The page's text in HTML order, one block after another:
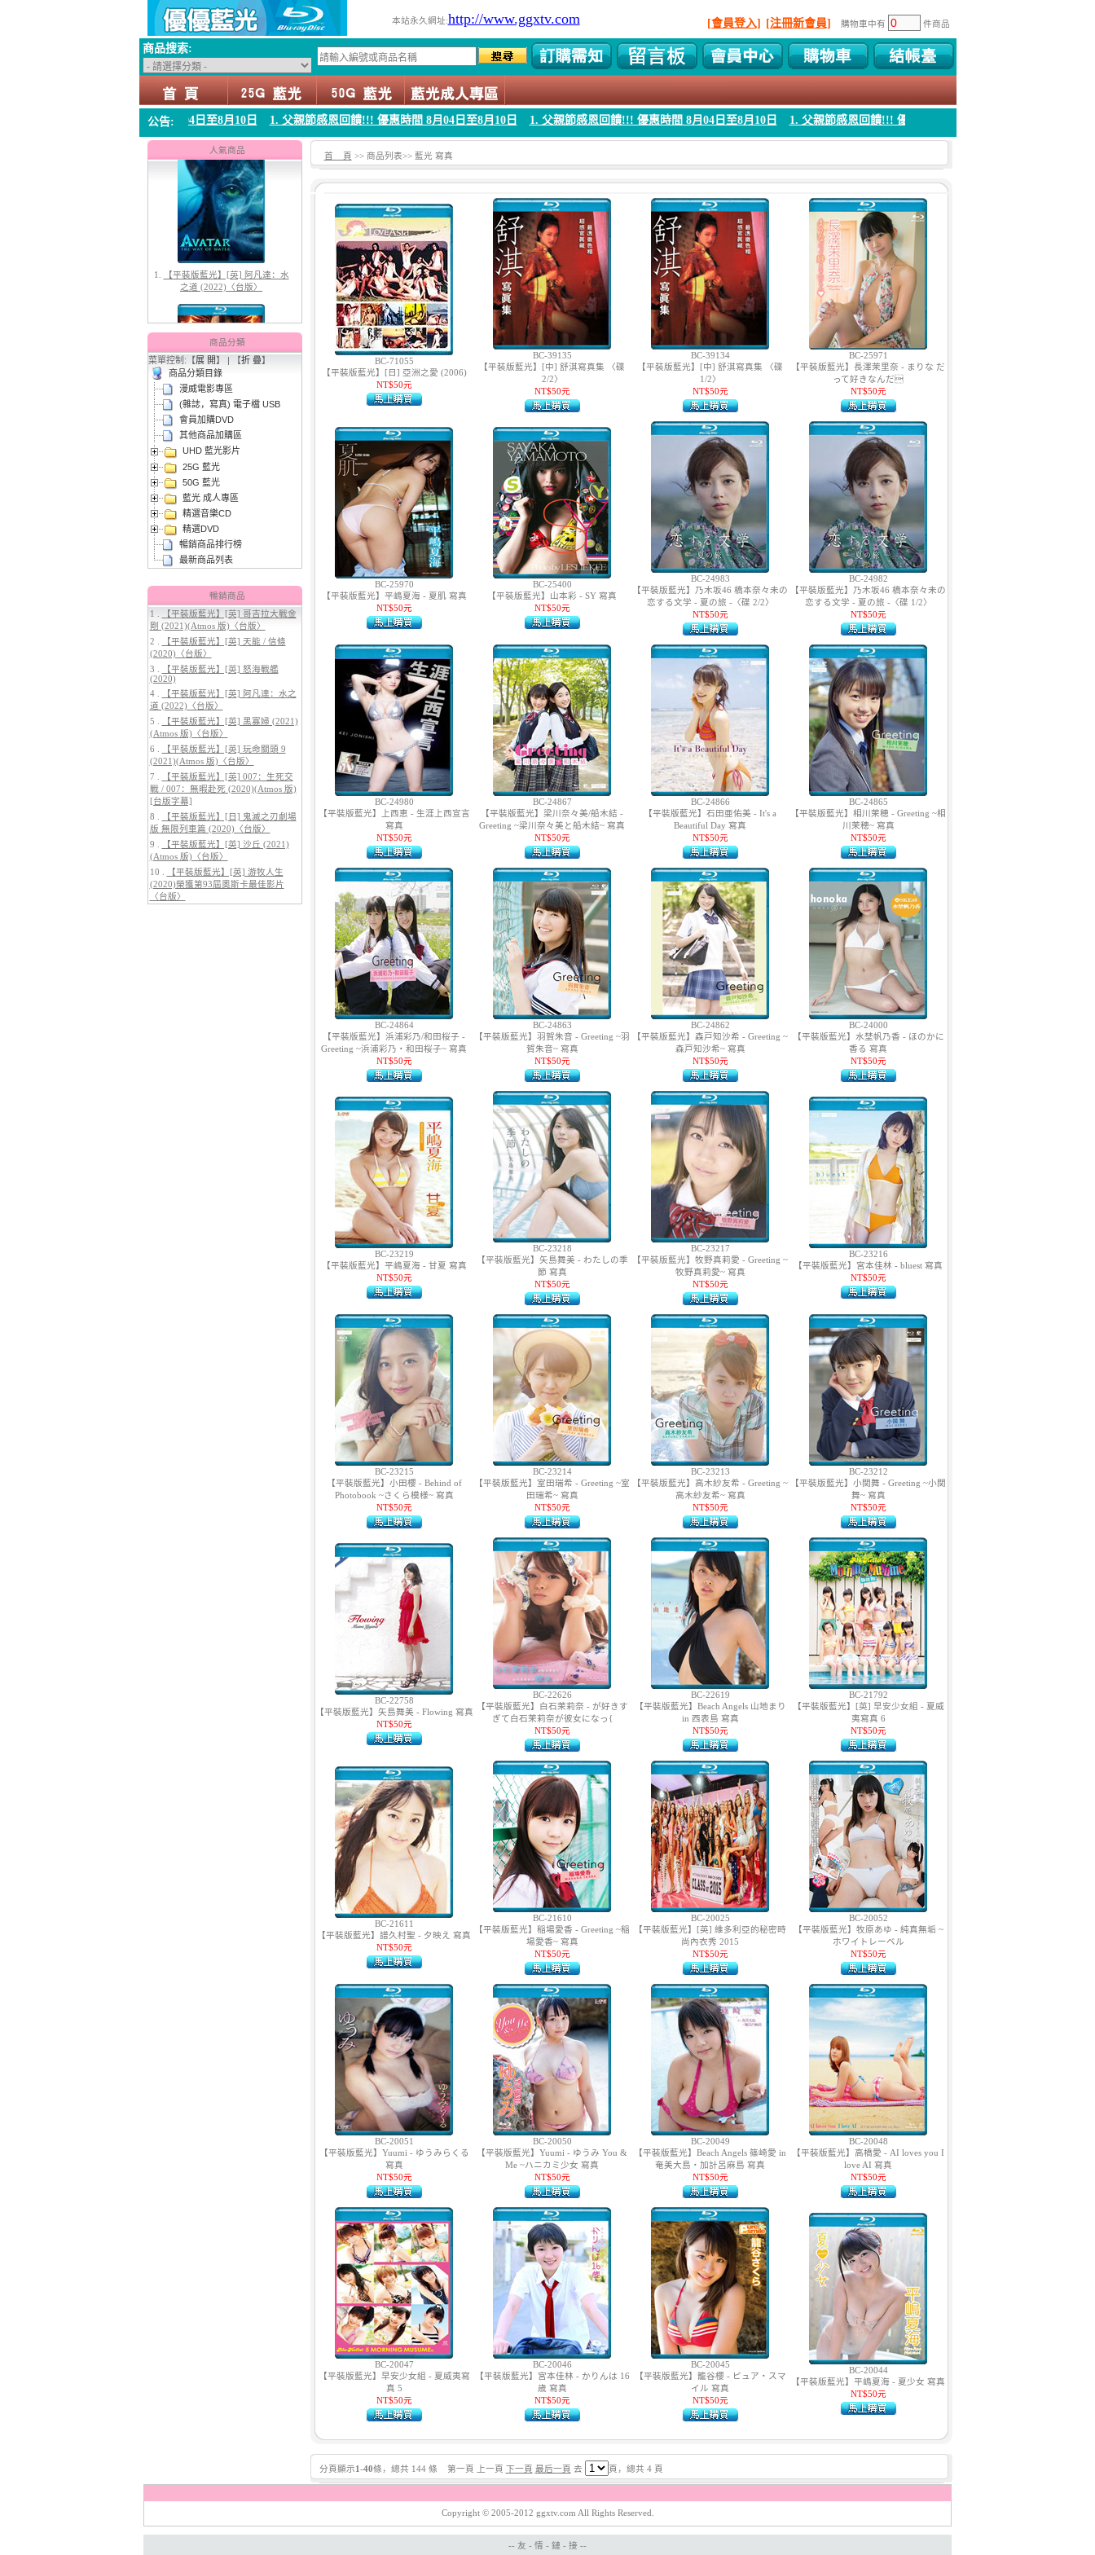
本站永久網址:http://www.ggxtv.com [會員登入] [注冊新會員] 購物車中有 件商品
商品搜索:
公告:
饋!!! 優惠時間 8月04日至8月10日 1. 父親節感恩回饋!!! 優惠時間 8月04日至8月10日 1. 父親節感恩回饋!!! 優惠時間 8月04日至8月10日 1. 父親節感恩回饋!!! 優惠時間 8月04日至8月10日
人氣商品
1.【平裝版藍光】[英] 阿凡達：水
之道 (2022)〈台版〉
【平裝版藍光】[英] 阿凡達3：火
與燼 (2025)(Atmos 版)〈台版〉
3. 【平裝版藍光】[英] 曼達洛人與
古古 (2026)[台版字幕]
4.【平裝版藍光】[英] 穿著PRADA
的惡魔 2 (2026)[台版字幕]
5.【平裝版藍光】[英] 巔峰獵殺
(2026)
商品分類
菜單控制:【展 開】 | 【折 疊】
商品分類目錄
漫威電影專區
(雜誌，寫真) 電子檔 USB
會員加購DVD
其他商品加購區
UHD 藍光影片
25G 藍光
50G 藍光
藍光 成人專區
精選音樂CD
精選DVD
暢銷商品排行榜
最新商品列表
暢銷商品
1 .
【平裝版藍光】[英] 哥吉拉大戰金
剛 (2021)(Atmos 版)〈台版〉
2 .
【平裝版藍光】[英] 天能 / 信條
(2020)〈台版〉
3 .
【平裝版藍光】[英] 怒海戰艦
(2020)
4 .
【平裝版藍光】[英] 阿凡達：水之
道 (2022)〈台版〉
5 .
【平裝版藍光】[英] 黑寡婦 (2021)
(Atmos 版)〈台版〉
6 .
【平裝版藍光】[英] 玩命關頭 9
(2021)(Atmos 版)〈台版〉
7 .
【平裝版藍光】[英] 007：生死交
戰 / 007：無暇赴死 (2020)(Atmos 版)
[台版字幕]
8 .
【平裝版藍光】[日] 鬼滅之刃劇場
版 無限列車篇 (2020)〈台版〉
9 .
【平裝版藍光】[英] 沙丘 (2021)
(Atmos 版)〈台版〉
10 .
【平裝版藍光】[英] 游牧人生
(2020)榮獲第93屆奧斯卡最佳影片
〈台版〉
首 頁 >> 商品列表>> 藍光 寫真
BC-71055
【平裝版藍光】[日] 亞洲之愛 (2006)
NT$50元
BC-39135
【平裝版藍光】[中] 舒淇寫真集 〈碟
2/2〉
NT$50元
BC-39134
【平裝版藍光】[中] 舒淇寫真集 〈碟
1/2〉
NT$50元
BC-25971
【平裝版藍光】長澤茉里奈 - まりな だ
って好きなんだ
NT$50元
BC-25970
【平裝版藍光】平嶋夏海 - 夏肌 寫真
NT$50元
BC-25400
【平裝版藍光】山本彩 - SY 寫真
NT$50元
BC-24983
【平裝版藍光】乃木坂46 橋本奈々未の
恋する文学 - 夏の旅 -〈碟 2/2〉
NT$50元
BC-24982
【平裝版藍光】乃木坂46 橋本奈々未の
恋する文学 - 夏の旅 -〈碟 1/2〉
NT$50元
BC-24980
【平裝版藍光】上西恵 - 生涯上西宣言
寫真
NT$50元
BC-24867
【平裝版藍光】梁川奈々美/船木結 -
Greeting ~梁川奈々美と船木結~ 寫真
NT$50元
BC-24866
【平裝版藍光】石田亜佑美 - It's a
Beautiful Day 寫真
NT$50元
BC-24865
【平裝版藍光】相川茉穂 - Greeting ~相
川茉穂~ 寫真
NT$50元
BC-24864
【平裝版藍光】浜浦彩乃/和田桜子 -
Greeting ~浜浦彩乃・和田桜子~ 寫真
NT$50元
BC-24863
【平裝版藍光】羽賀朱音 - Greeting ~羽
賀朱音~ 寫真
NT$50元
BC-24862
【平裝版藍光】森戸知沙希 - Greeting ~
森戸知沙希~ 寫真
NT$50元
BC-24000
【平裝版藍光】水埜帆乃香 - ほのかに
香る 寫真
NT$50元
BC-23219
【平裝版藍光】平嶋夏海 - 甘夏 寫真
NT$50元
BC-23218
【平裝版藍光】矢島舞美 - わたしの季
節 寫真
NT$50元
BC-23217
【平裝版藍光】牧野真莉愛 - Greeting ~
牧野真莉愛~ 寫真
NT$50元
BC-23216
【平裝版藍光】宮本佳林 - bluest 寫真
NT$50元
BC-23215
【平裝版藍光】小田櫻 - Behind of
Photobook ~さくら模様~ 寫真
NT$50元
BC-23214
【平裝版藍光】室田瑞希 - Greeting ~室
田瑞希~ 寫真
NT$50元
BC-23213
【平裝版藍光】高木紗友希 - Greeting ~
高木紗友希~ 寫真
NT$50元
BC-23212
【平裝版藍光】小関舞 - Greeting ~小関
舞~ 寫真
NT$50元
BC-22758
【平裝版藍光】矢島舞美 - Flowing 寫真
NT$50元
BC-22626
【平裝版藍光】白石茉莉奈 - が好きす
ぎて白石茉莉奈が彼女になっ{
NT$50元
BC-22619
【平裝版藍光】Beach Angels 山地まり
in 西表島 寫真
NT$50元
BC-21792
【平裝版藍光】[英] 早安少女組 - 夏威
夷寫真 6
NT$50元
BC-21611
【平裝版藍光】譜久村聖 - 夕映え 寫真
NT$50元
BC-21610
【平裝版藍光】稲場愛香 - Greeting ~稲
場愛香~ 寫真
NT$50元
BC-20025
【平裝版藍光】[英] 維多利亞的秘密時
尚內衣秀 2015
NT$50元
BC-20052
【平裝版藍光】牧原あゆ - 純真無垢 ~
ホワイトレーベル
NT$50元
BC-20051
【平裝版藍光】Yuumi - ゆうみらくる
寫真
NT$50元
BC-20050
【平裝版藍光】Yuumi - ゆうみ You &
Me ~ハニカミ少女 寫真
NT$50元
BC-20049
【平裝版藍光】Beach Angels 篠崎愛 in
奄美大島・加計呂麻島 寫真
NT$50元
BC-20048
【平裝版藍光】高橋愛 - AI loves you I
love AI 寫真
NT$50元
BC-20047
【平裝版藍光】早安少女組 - 夏威夷寫
真 5
NT$50元
BC-20046
【平裝版藍光】宮本佳林 - かりんは 16
歳 寫真
NT$50元
BC-20045
【平裝版藍光】籠谷櫻 - ピュア・スマ
イル 寫真
NT$50元
BC-20044
【平裝版藍光】平嶋夏海 - 夏少女 寫真
NT$50元
分頁顯示1 -40條，總共 144 條 第一頁 上一頁 下一頁 最后一頁 去 頁，總共 4 頁
Copyright © 2005-2012 ggxtv.com All Rights Reserved.
-- 友 - 情 - 鏈 - 接 --